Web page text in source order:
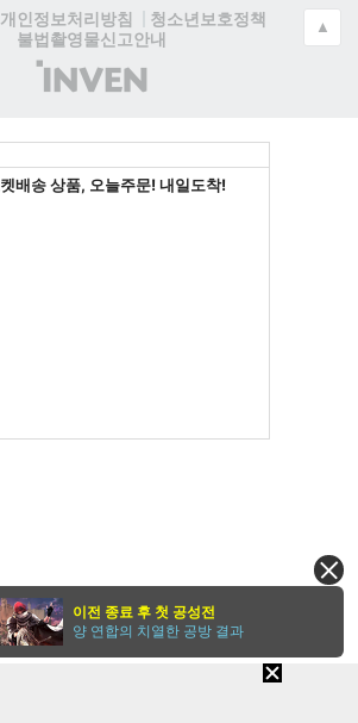
개인정보처리방침
청소년보호정책
불법촬영물신고안내
(주)
인
▲
이전 종료 후 첫 공성전
양 연합의 치열한 공방 결과